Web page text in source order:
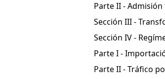
Parte II -
Sección III -
Sección IV -
Parte I -
Parte II - Tráfico